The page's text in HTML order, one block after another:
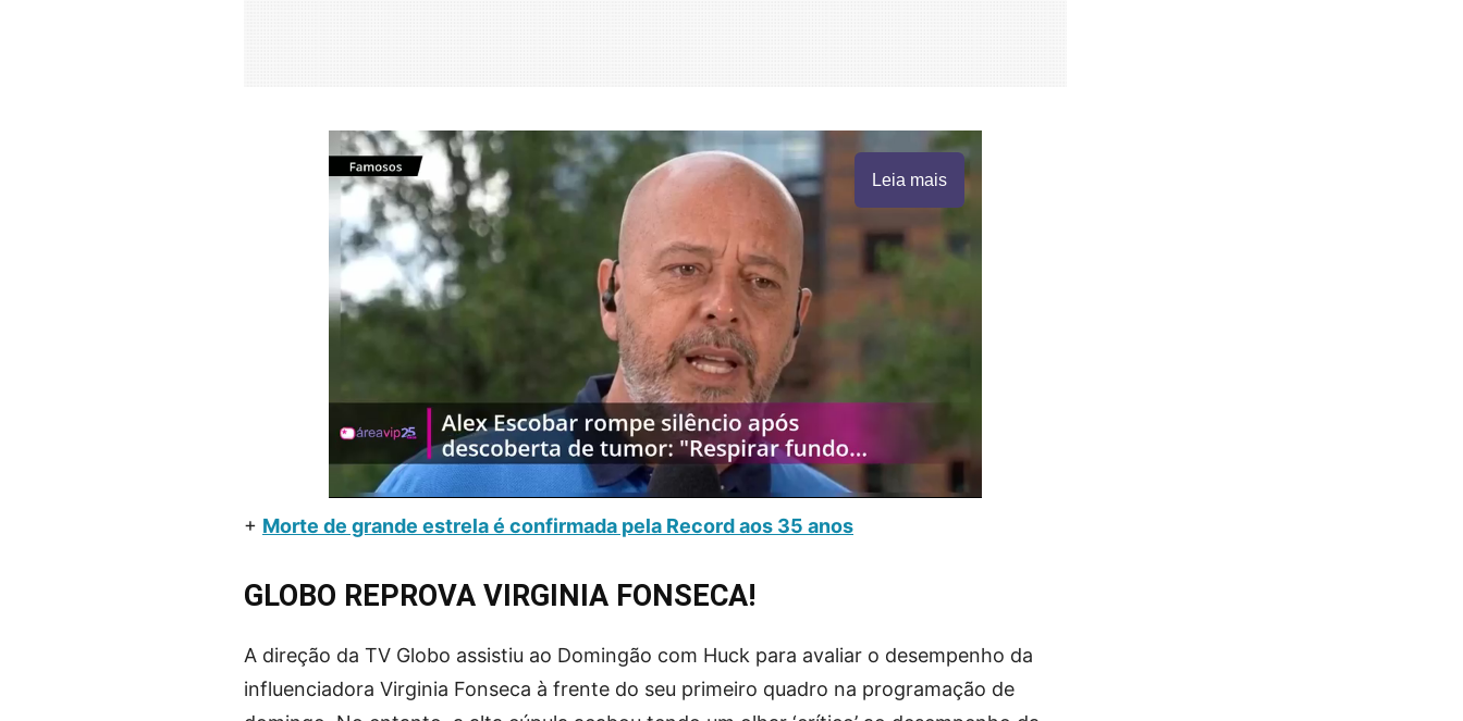
Leia mais
+ Morte de grande estrela é confirmada pela Record aos 35 anos
GLOBO REPROVA VIRGINIA FONSECA!
A direção da TV Globo assistiu ao Domingão com Huck para avaliar o desempenho da
influenciadora Virginia Fonseca à frente do seu primeiro quadro na programação de